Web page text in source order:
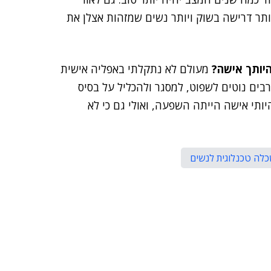
דרישה בשוק ויותר נשים שמזהות אצלן את
אישה? מעולם לא נתקלתי באפליה אישית
נוטים לשפוט, למסגר ולהכליל על בסיס
אישה הייתה השפעה, ואולי גם כי לא
טכנלוגית לנשים